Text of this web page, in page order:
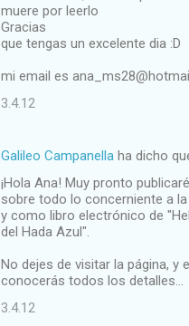
muere por leerlo
Gracias
que tengas un excelente dia :D
mi email es
3.4.12
Galileo Campanella ha dicho
¡Hola Ana! Muy pronto
sobre todo lo concerniente a
y como libro electrónico de
del Hada Azul".
No dejes de visitar la página, y
conocerás todos los detalles...
3.4.12